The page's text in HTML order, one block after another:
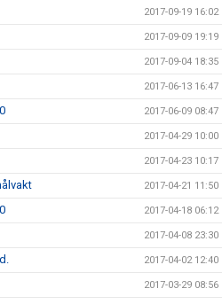
2017-09-19 16:02
2017-09-09 19:19
2017-09-04 18:35
2017-06-13 16:47
2017-06-09 08:47
2017-04-29 10:00
2017-04-23 10:17
2017-04-21 11:50
2017-04-18 06:12
2017-04-08 23:30
2017-04-02 12:40
2017-03-29 08:56